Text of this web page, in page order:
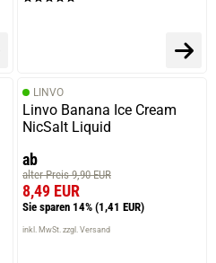
LINVO
Linvo Banana Ice Cream
NicSalt Liquid
ab
alter Preis 9,90 EUR
8,49 EUR
Sie sparen 14% (1,41 EUR)
inkl. MwSt. zzgl. Versand